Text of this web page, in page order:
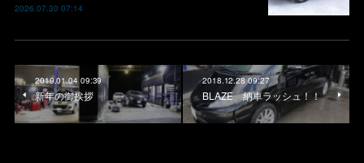
2026.07.30 07:14
2019.01.04 09:39
新年の御挨拶
2018.12.28 09:27
BLAZE 納車ラッシュ！！